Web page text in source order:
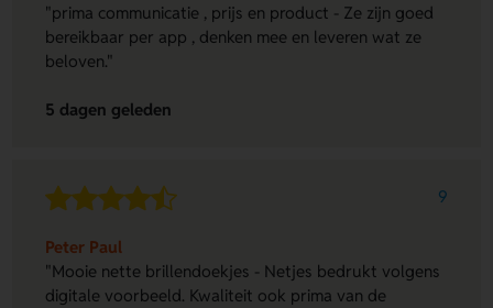
"prima communicatie , prijs en product - Ze zijn goed
bereikbaar per app , denken mee en leveren wat ze
beloven."
5 dagen geleden
9
Peter Paul
"Mooie nette brillendoekjes - Netjes bedrukt volgens
digitale voorbeeld. Kwaliteit ook prima van de